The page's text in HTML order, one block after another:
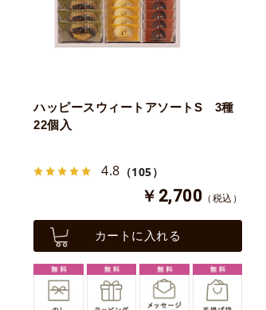
ハッピースウィートアソートS 3種
22個入
4.8 （105）
￥2,700 （税込）
カートに入れる